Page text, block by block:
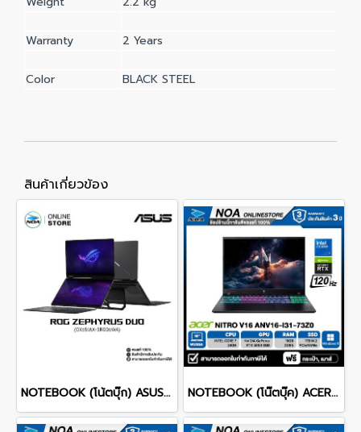
Warranty 2 Years
Color BLACK STEEL
สินค้าเกี่ยวข้อง
NOTEBOOK (โน้ตบุ๊ก) ASUS ROG ZEPHYRUS DUO 16 GX651AX-SR006WA 16" 3K OLED 120Hz Touchscreen/ULTRA 9 386H/64GB/SSD 2TB/RTX 5090/WINDOWS 11+MS OFFICE รับประกันศูนย์ไทย 3ปี NOTEBOOK (โน๊ตบุ๊ค) ACER NITRO V 16 ANV16-I31-73Z0 16-inch WUXGA/CORE 7 240H/16GB/SSD 1TB/RTX 5060/WINDOWS 11 รับประกันซ่อมฟรีถึงบ้าน 3ปี